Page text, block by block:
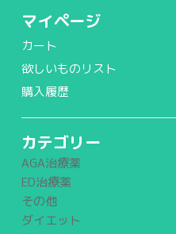
マイページ
カート
欲しいものリスト
購入履歴
カテゴリー
AGA治療薬
ED治療薬
その他
ダイエット